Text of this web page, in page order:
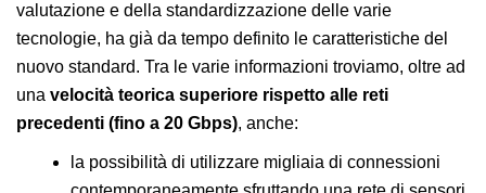
valutazione e della standardizzazione delle varie
tecnologie, ha già da tempo definito le caratteristiche del
nuovo standard. Tra le varie informazioni troviamo, oltre ad
una velocità teorica superiore rispetto alle reti
precedenti (fino a 20 Gbps), anche:
la possibilità di utilizzare migliaia di connessioni